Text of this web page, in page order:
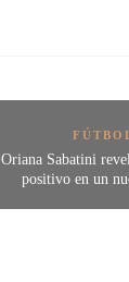
Oriana Sabatini
positivo en un